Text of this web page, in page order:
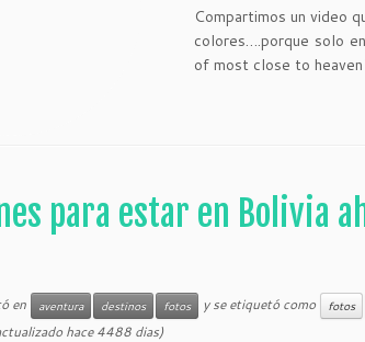
Compartimos un video
colores….porque solo
of most close to
para estar en Bolivia
en aventura destinos fotos y se etiquetó como fotos
hace 4488 dias)